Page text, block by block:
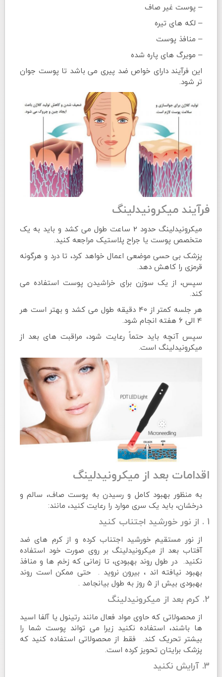
– پوست غیر صاف
– لکه های تیره
– منافذ پوست
– مویرگ های پاره شده
این فرآیند دارای خواص ضد پیری می باشد تا پوست جوان
تر شود.
فرآیند میکرونیدلینگ
میکرونیدلینگ حدود 2 ساعت طول می کشد و باید به یک
متخصص پوست یا جراح پلاستیک مراجعه کنید.
پزشک بی حسی موضعی اعمال خواهد کرد، تا درد و هرگونه
قرمزی را کاهش دهد.
سپس، از یک سوزن برای خراشیدن پوست استفاده می
کند.
هر جلسه کمتر از 40 دقیقه طول می کشد و بهتر است هر
4 الی 6 هفته انجام شود.
سپس آنچه باید حتماً رعایت شود، مراقبت های بعد از
میکرونیدلینگ است.
اقدامات بعد از میکرونیدلینگ
به منظور بهبود کامل و رسیدن به پوست صاف، سالم و
درخشان، باید یک سری موارد را رعایت کنید، مانند:
1 . از نور خورشید اجتناب کنید
از نور مستقیم خورشید اجتناب کرده و از کرم های ضد
آفتاب بعد از میکرونیدلینگ بر روی صورت خود استفاده
نکنید. در طول روند بهبودی، تا زمانی که زخم ها و منافذ
بهبود نیافته اند ، بیرون نروید . حتی ممکن است روند
بهبودی بیش از ۵ روز به طول بیانجامد .
2. کرم بعد از میکرونیدلینگ
از محصولاتی که حاوی مواد فعال مانند رتینول یا آلفا اسید
ها باشند، استفاده نکنید زیرا می تواند پوست شما را
بیشتر تحریک کند. فقط از محصولاتی استفاده کنید که
پزشک برایتان تحویز کرده است.
3. آرایش نکنید